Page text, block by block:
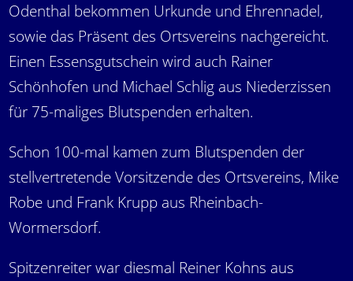
Odenthal bekommen Urkunde und Ehrennadel,
sowie das Präsent des Ortsvereins nachgereicht.
Einen Essensgutschein wird auch Rainer
Schönhofen und Michael Schlig aus Niederzissen
für 75-maliges Blutspenden erhalten.
Schon 100-mal kamen zum Blutspenden der
stellvertretende Vorsitzende des Ortsvereins, Mike
Robe und Frank Krupp aus Rheinbach-
Wormersdorf.
Spitzenreiter war diesmal Reiner Kohns aus